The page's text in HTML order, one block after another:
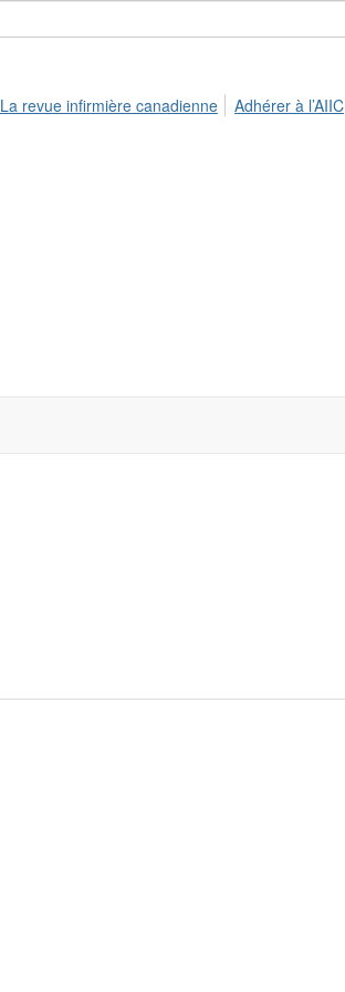
La revue infirmière canadienne Adhérer à l’AIIC